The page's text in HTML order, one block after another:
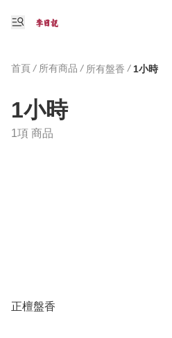
首頁 / 所有商品 / 所有盤香 / 1小時
1小時
1項 商品
正檀盤香